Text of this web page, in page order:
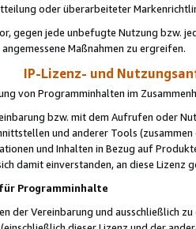
oder überarbeiteter
gegen jede unbefugte Nutzung bzw.
Maßnahmen zu ergreifen.
IP-Lizenz- und
von Programminhalten im
bzw. mit dem Aufrufen oder
und anderer Tools (zusammen
und Inhalten in Bezug auf
damit einverstanden, an diese Lizenz
Programminhalte
der Vereinbarung und ausschließlich